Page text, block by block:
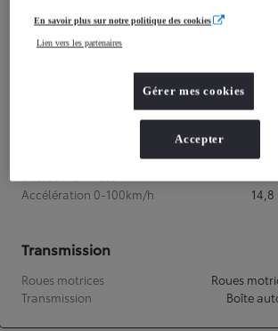
Accélération 0-100km/h
14,8
Transmission
Roues motrices
Roues
Transmission
Boîte
En savoir plus sur notre politique des cookies
Lien vers les partenaires
Gérer mes cookies
Accepter